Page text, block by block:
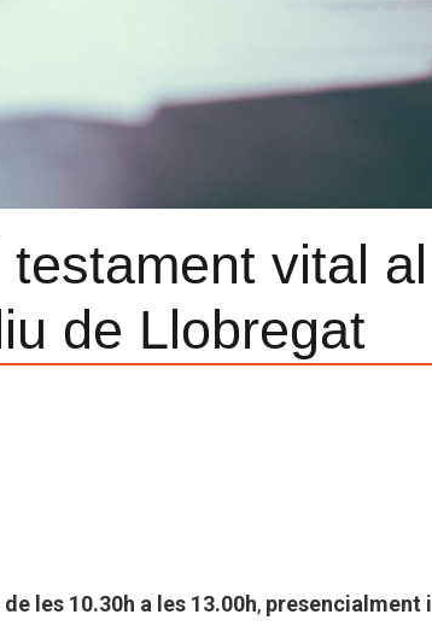
vital al
de Llobregat
les 10.30h a les 13.00h, presencialment i